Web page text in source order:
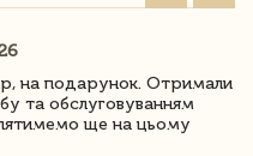
на подарунок. Отримали
та обслуговуванням
ще на цьому